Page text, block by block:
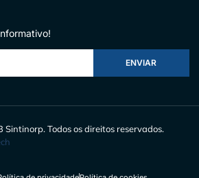
ENVIAR
Sintinorp. Todos os direitos reservados.